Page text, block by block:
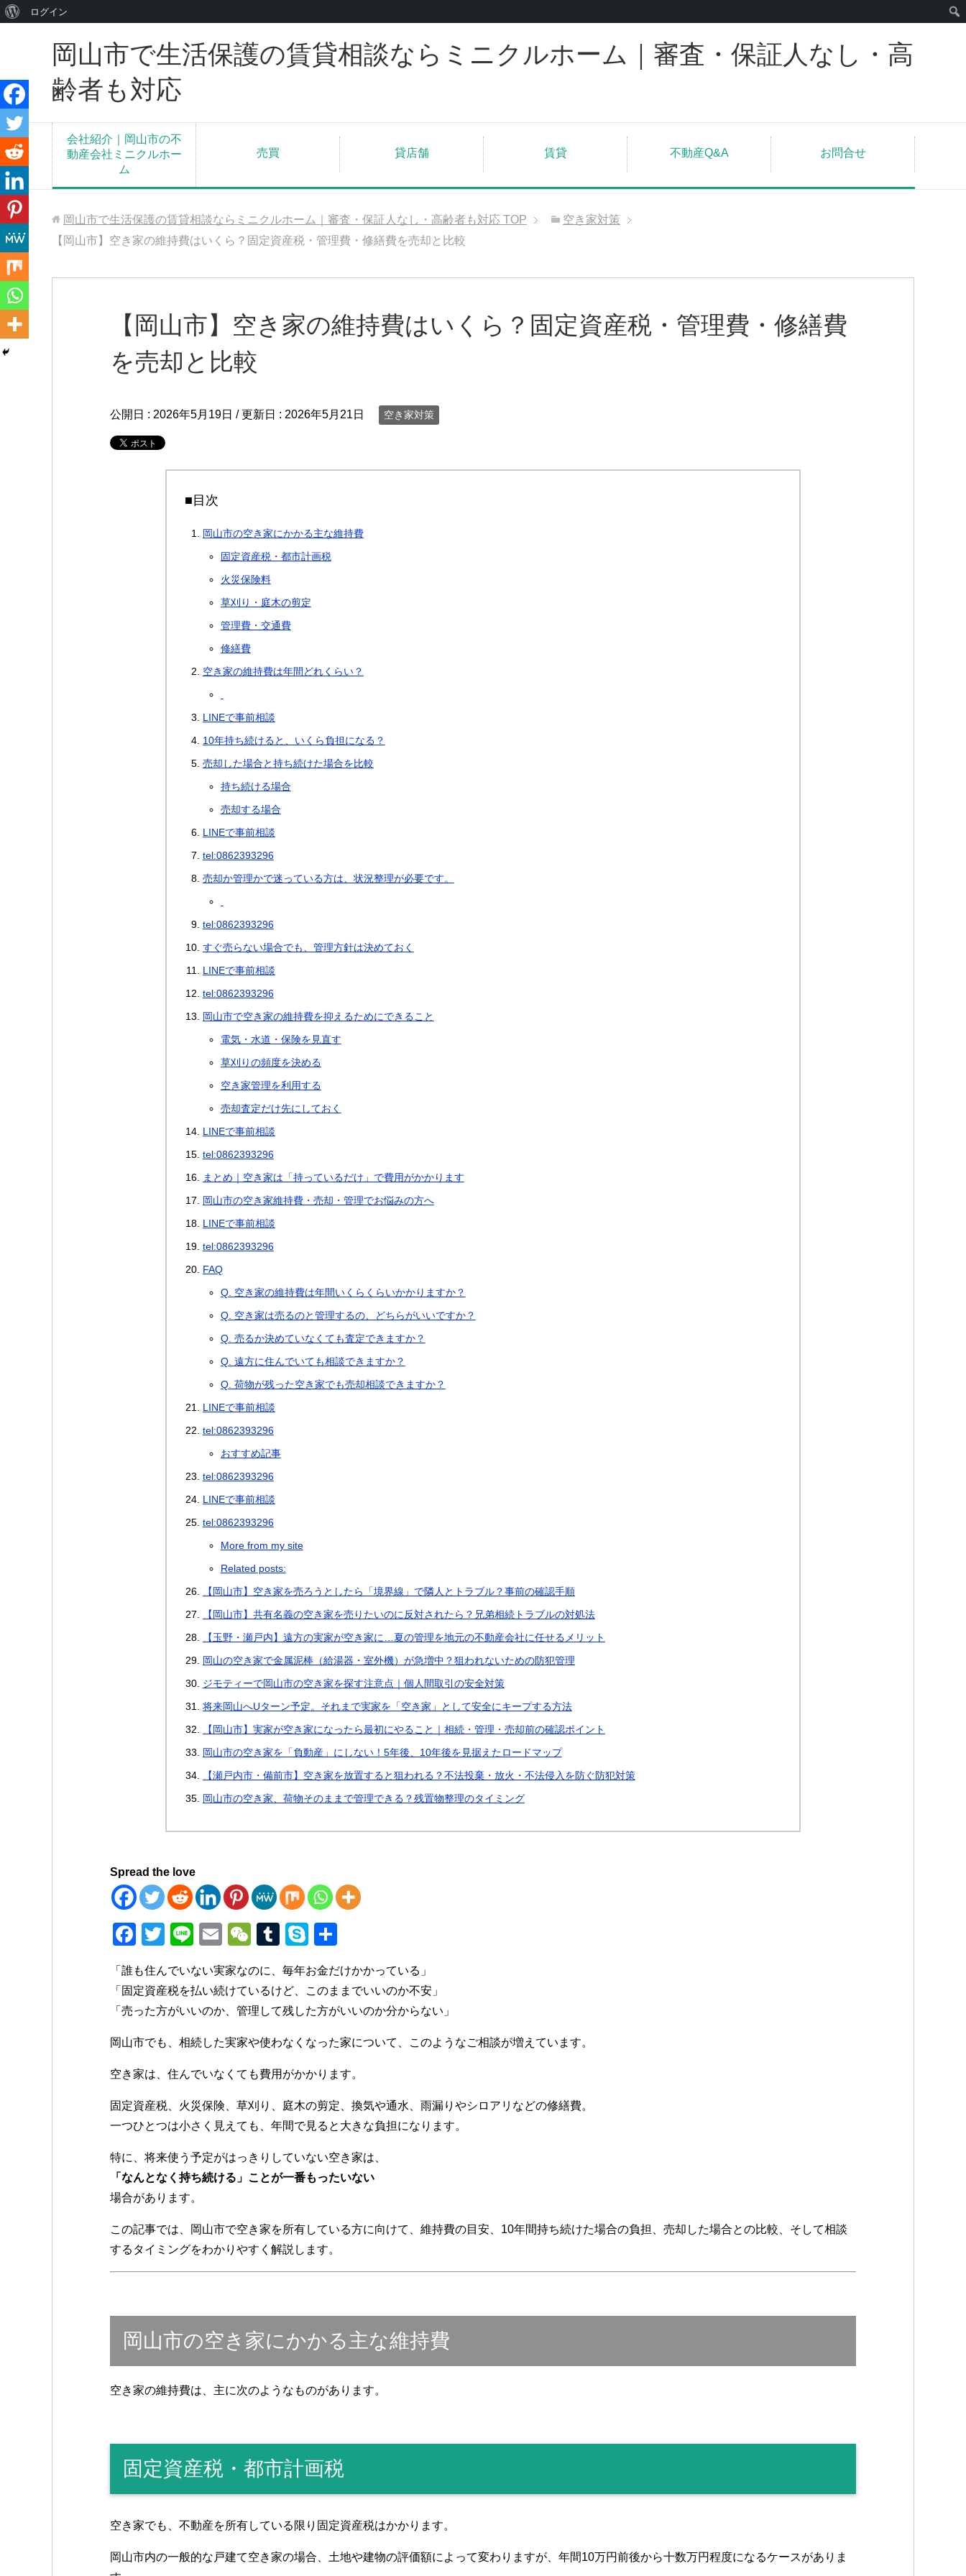
岡山市で生活保護の賃貸相談ならミニクルホーム｜審査・保証人なし・高
齢者も対応
会社紹介｜岡山市の不
動産会社ミニクルホー
ム
売買 貸店舗 賃貸 不動産Q&A お問合せ
岡山市で生活保護の賃貸相談ならミニクルホーム｜審査・保証人なし・高齢者も対応 TOP
空き家対策
【岡山市】空き家の維持費はいくら？固定資産税・管理費・修繕費を売却と比較
【岡山市】空き家の維持費はいくら？固定資産税・管理費・修繕費
を売却と比較
公開日 : 2026年5月19日 / 更新日 : 2026年5月21日 空き家対策
■目次
岡山市の空き家にかかる主な維持費
固定資産税・都市計画税
火災保険料
草刈り・庭木の剪定
管理費・交通費
修繕費
空き家の維持費は年間どれくらい？
LINEで事前相談
10年持ち続けると、いくら負担になる？
売却した場合と持ち続けた場合を比較
持ち続ける場合
売却する場合
LINEで事前相談
tel:0862393296
売却か管理かで迷っている方は、状況整理が必要です。
tel:0862393296
すぐ売らない場合でも、管理方針は決めておく
LINEで事前相談
tel:0862393296
岡山市で空き家の維持費を抑えるためにできること
電気・水道・保険を見直す
草刈りの頻度を決める
空き家管理を利用する
売却査定だけ先にしておく
LINEで事前相談
tel:0862393296
まとめ｜空き家は「持っているだけ」で費用がかかります
岡山市の空き家維持費・売却・管理でお悩みの方へ
LINEで事前相談
tel:0862393296
FAQ
Q. 空き家の維持費は年間いくらくらいかかりますか？
Q. 空き家は売るのと管理するの、どちらがいいですか？
Q. 売るか決めていなくても査定できますか？
Q. 遠方に住んでいても相談できますか？
Q. 荷物が残った空き家でも売却相談できますか？
LINEで事前相談
tel:0862393296
おすすめ記事
tel:0862393296
LINEで事前相談
tel:0862393296
More from my site
Related posts:
【岡山市】空き家を売ろうとしたら「境界線」で隣人とトラブル？事前の確認手順
【岡山市】共有名義の空き家を売りたいのに反対されたら？兄弟相続トラブルの対処法
【玉野・瀬戸内】遠方の実家が空き家に…夏の管理を地元の不動産会社に任せるメリット
岡山の空き家で金属泥棒（給湯器・室外機）が急増中？狙われないための防犯管理
ジモティーで岡山市の空き家を探す注意点｜個人間取引の安全対策
将来岡山へUターン予定。それまで実家を「空き家」として安全にキープする方法
【岡山市】実家が空き家になったら最初にやること｜相続・管理・売却前の確認ポイント
岡山市の空き家を「負動産」にしない！5年後、10年後を見据えたロードマップ
【瀬戸内市・備前市】空き家を放置すると狙われる？不法投棄・放火・不法侵入を防ぐ防犯対策
岡山市の空き家、荷物そのままで管理できる？残置物整理のタイミング
Spread the love
F
c
e
o
o
k
T
tt
er
Li
e
E
m
ail
W
C
h
T
m
bl
S
p
e
「誰も住んでいない実家なのに、毎年お金だけかかっている」
「固定資産税を払い続けているけど、このままでいいのか不安」
「売った方がいいのか、管理して残した方がいいのか分からない」
岡山市でも、相続した実家や使わなくなった家について、このようなご相談が増えています。
空き家は、住んでいなくても費用がかかります。
固定資産税、火災保険、草刈り、庭木の剪定、換気や通水、雨漏りやシロアリなどの修繕費。
一つひとつは小さく見えても、年間で見ると大きな負担になります。
特に、将来使う予定がはっきりしていない空き家は、
「なんとなく持ち続ける」ことが一番もったいない
場合があります。
この記事では、岡山市で空き家を所有している方に向けて、維持費の目安、10年間持ち続けた場合の負担、売却した場合との比較、そして相談
するタイミングをわかりやすく解説します。
岡山市の空き家にかかる主な維持費
空き家の維持費は、主に次のようなものがあります。
固定資産税・都市計画税
空き家でも、不動産を所有している限り固定資産税はかかります。
岡山市内の一般的な戸建て空き家の場合、土地や建物の評価額によって変わりますが、年間10万円前後から十数万円程度になるケースがありま
WordPress
い
て
ログイン